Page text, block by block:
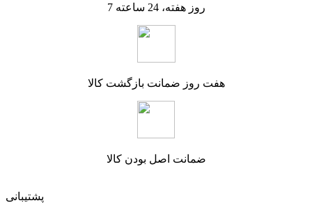
7 روز هفته، 24 ساعته
هفت روز ضمانت بازگشت کالا
ضمانت اصل بودن کالا
پشتیبانی